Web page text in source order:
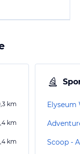
km
km
km
Elyseum